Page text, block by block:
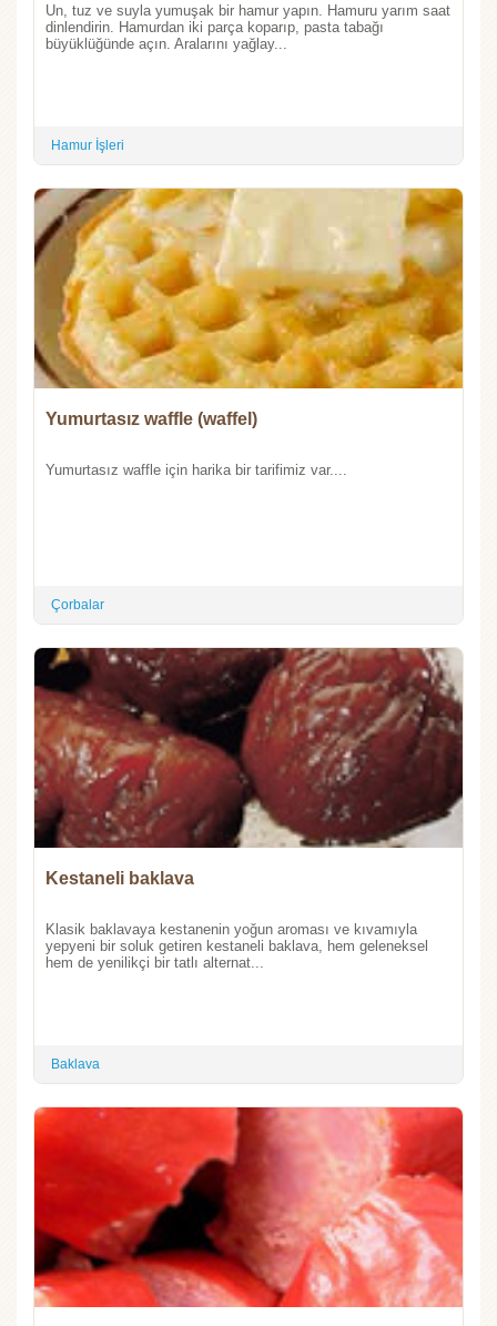
Un, tuz ve suyla yumuşak bir hamur yapın. Hamuru yarım saat
dinlendirin. Hamurdan iki parça koparıp, pasta tabağı
büyüklüğünde açın. Aralarını yağlay...
Hamur İşleri
Yumurtasız waffle (waffel)
Yumurtasız waffle için harika bir tarifimiz var....
Çorbalar
Kestaneli baklava
Klasik baklavaya kestanenin yoğun aroması ve kıvamıyla
yepyeni bir soluk getiren kestaneli baklava, hem geleneksel
hem de yenilikçi bir tatlı alternat...
Baklava